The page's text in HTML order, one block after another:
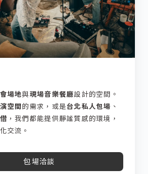
場地與現場音樂餐廳設計的空間。
空間的需求，或是台北私人包場 、
，我們都能提供靜謐質感的環境，
交流。
包場洽談